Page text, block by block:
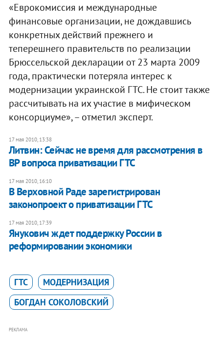
«Еврокомиссия и международные
финансовые организации, не дождавшись
конкретных действий прежнего и
теперешнего правительств по реализации
Брюссельской декларации от 23 марта 2009
года, практически потеряла интерес к
модернизации украинской ГТС. Не стоит также
рассчитывать на их участие в мифическом
консорциуме», – отметил эксперт.
17 мая 2010, 13:38
Литвин: Сейчас не время для рассмотрения в
ВР вопроса приватизации ГТС
17 мая 2010, 16:10
В Верховной Раде зарегистрирован
законопроект о приватизации ГТС
17 мая 2010, 17:39
Янукович ждет поддержку России в
реформировании экономики
ГТС
МОДЕРНИЗАЦИЯ
БОГДАН СОКОЛОВСКИЙ
РЕКЛАМА